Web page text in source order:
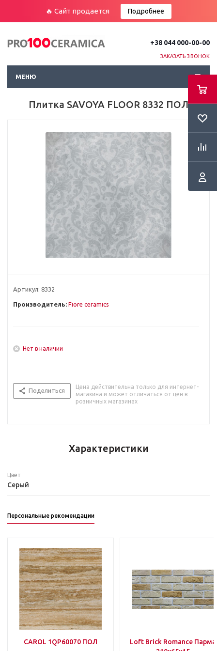
🔥 Сайт продается Подробнее
+38 044 000-00-00
ЗАКАЗАТЬ ЗВОНОК
МЕНЮ
Плитка SAVOYA FLOOR 8332 ПОЛ
Артикул: 8332
Производитель: Fiore ceramics
Нет в наличии
Поделиться
Цена действительна только для интернет-
магазина и может отличаться от цен в
розничных магазинах
Характеристики
Цвет
Серый
Персональные рекомендации
CAROL 1QP60070 ПОЛ
Loft Brick Romance Парма